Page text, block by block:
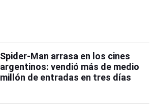
Spider-Man arrasa en los cines
argentinos: vendió más de medio
millón de entradas en tres días